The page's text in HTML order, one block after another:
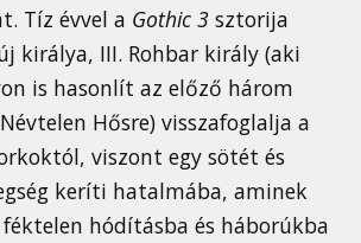
Tíz évvel a Gothic 3 sztorija
királya, III. Rohbar király (aki
is hasonlít az előző három
Hősre) visszafoglalja a
viszont egy sötét és
keríti hatalmába, aminek
hódításba és háborúkba